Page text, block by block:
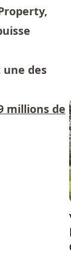
des
millions de